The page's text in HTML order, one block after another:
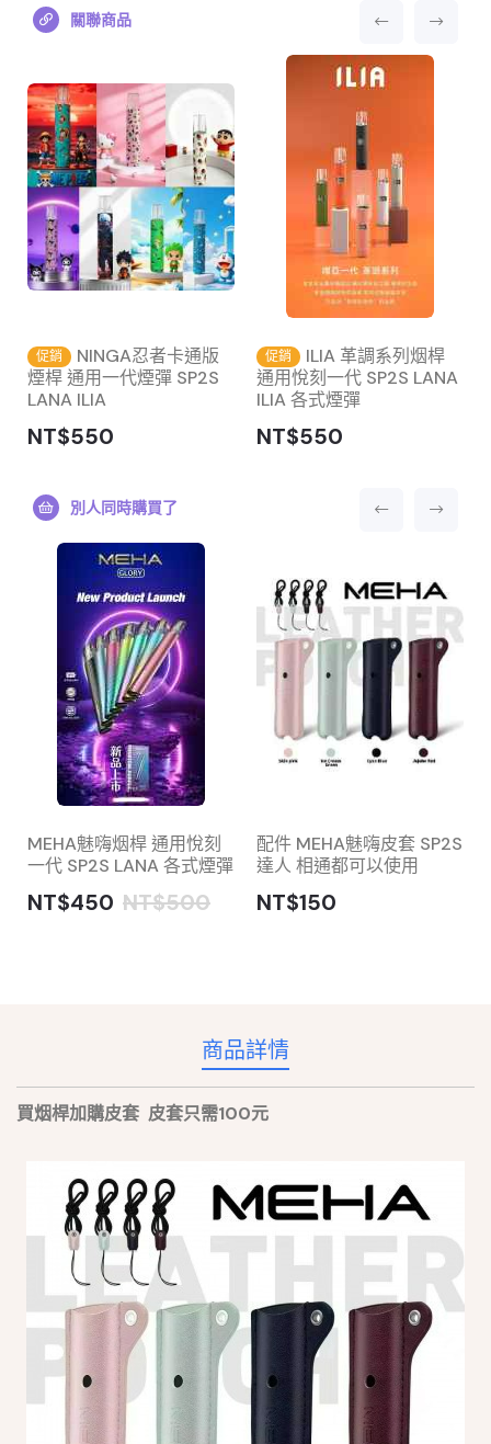
關聯商品
促銷
NINGA忍者卡通版
煙桿 通用一代煙彈 SP2S
LANA ILIA
NT$550
促銷
ILIA 革調系列烟桿
通用悅刻一代 SP2S LANA
ILIA 各式煙彈
NT$550
別人同時購買了
MEHA魅嗨烟桿 通用悅刻
一代 SP2S LANA 各式煙彈
NT$450 NT$500
配件 MEHA魅嗨皮套 SP2S
達人 相通都可以使用
NT$150
商品詳情
買烟桿加購皮套 皮套只需100元